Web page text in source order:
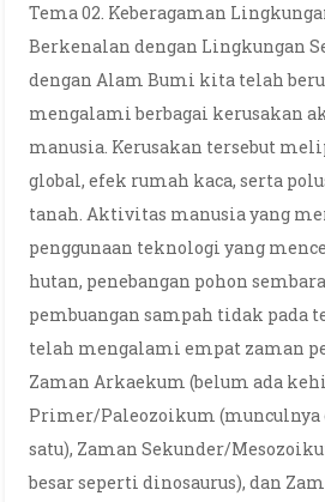
Tema 02. Keberagaman
Berkenalan dengan Lingkungan
dengan Alam Bumi kita telah
mengalami berbagai kerusakan
manusia. Kerusakan tersebut
global, efek rumah kaca, serta
tanah. Aktivitas manusia yang
penggunaan teknologi yang
hutan, penebangan pohon
pembuangan sampah tidak pada
telah mengalami empat zaman
Zaman Arkaekum (belum ada
Primer/Paleozoikum (munculnya
satu), Zaman Sekunder/
besar seperti dinosaurus), dan